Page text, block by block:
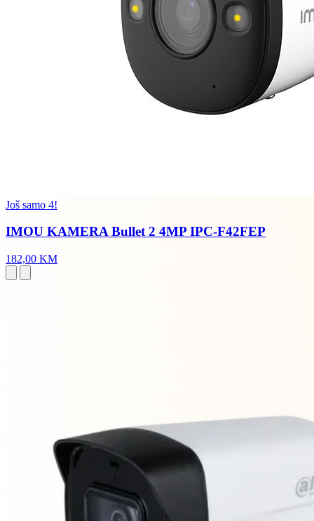
Još samo 4!
IMOU KAMERA Bullet 2 4MP IPC-F42FEP
182,00 KM